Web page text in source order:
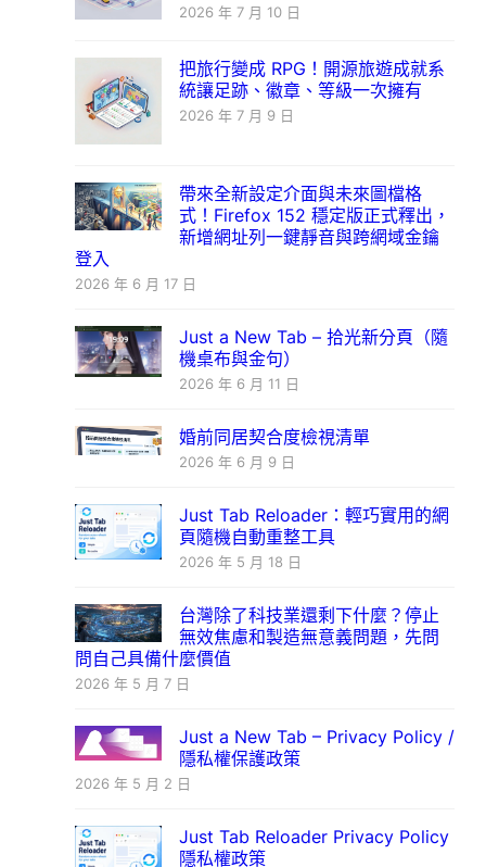
2026 年 7 月 10 日
把旅行變成 RPG！開源旅遊成就系
統讓足跡、徽章、等級一次擁有
2026 年 7 月 9 日
帶來全新設定介面與未來圖檔格
式！Firefox 152 穩定版正式釋出，
新增網址列一鍵靜音與跨網域金鑰
登入
2026 年 6 月 17 日
Just a New Tab – 拾光新分頁（隨
機桌布與金句）
2026 年 6 月 11 日
婚前同居契合度檢視清單
2026 年 6 月 9 日
Just Tab Reloader：輕巧實用的網
頁隨機自動重整工具
2026 年 5 月 18 日
台灣除了科技業還剩下什麼？停止
無效焦慮和製造無意義問題，先問
問自己具備什麼價值
2026 年 5 月 7 日
Just a New Tab – Privacy Policy /
隱私權保護政策
2026 年 5 月 2 日
Just Tab Reloader Privacy Policy
隱私權政策